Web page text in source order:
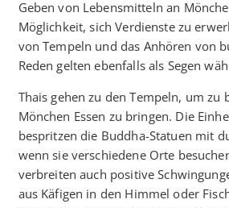
Geben von Lebensmitteln an
Möglichkeit, sich Verdienste zu
von Tempeln und das Anhören von
Reden gelten ebenfalls als Segen
Thais gehen zu den Tempeln, um zu
Mönchen Essen zu bringen. Die
bespritzen die Buddha-Statuen mit
wenn sie verschiedene Orte
verbreiten auch positive
aus Käfigen in den Himmel oder